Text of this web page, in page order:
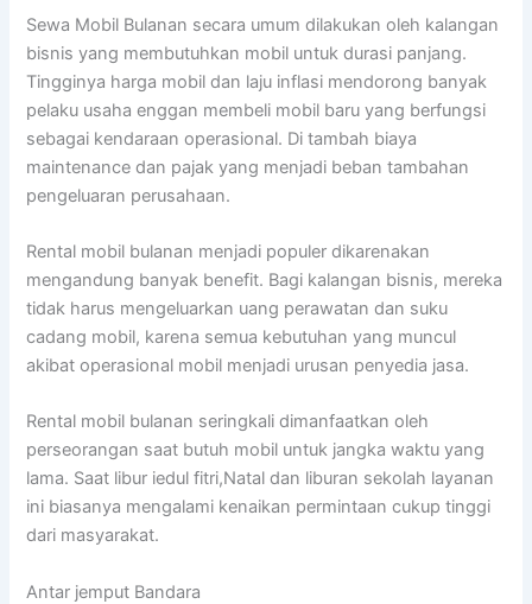
Sewa Mobil Bulanan secara umum dilakukan oleh kalangan
bisnis yang membutuhkan mobil untuk durasi panjang.
Tingginya harga mobil dan laju inflasi mendorong banyak
pelaku usaha enggan membeli mobil baru yang berfungsi
sebagai kendaraan operasional. Di tambah biaya
maintenance dan pajak yang menjadi beban tambahan
pengeluaran perusahaan.
Rental mobil bulanan menjadi populer dikarenakan
mengandung banyak benefit. Bagi kalangan bisnis, mereka
tidak harus mengeluarkan uang perawatan dan suku
cadang mobil, karena semua kebutuhan yang muncul
akibat operasional mobil menjadi urusan penyedia jasa.
Rental mobil bulanan seringkali dimanfaatkan oleh
perseorangan saat butuh mobil untuk jangka waktu yang
lama. Saat libur iedul fitri,Natal dan liburan sekolah layanan
ini biasanya mengalami kenaikan permintaan cukup tinggi
dari masyarakat.
Antar jemput Bandara